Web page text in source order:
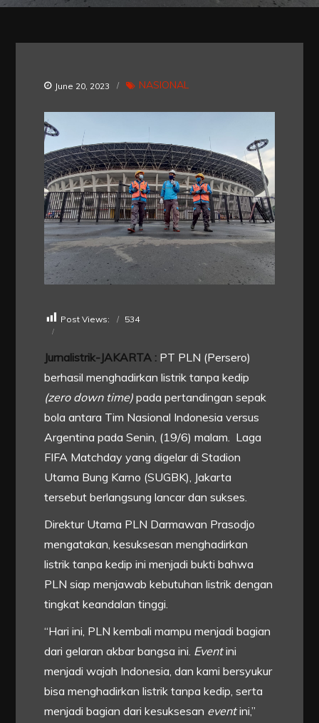
June 20, 2023 NASIONAL
Post Views: 534
Jurnalistrik-JAKARTA : PT PLN (Persero)
berhasil menghadirkan listrik tanpa kedip
(zero down time) pada pertandingan sepak
bola antara Tim Nasional Indonesia versus
Argentina pada Senin, (19/6) malam. Laga
FIFA Matchday yang digelar di Stadion
Utama Bung Karno (SUGBK), Jakarta
tersebut berlangsung lancar dan sukses.
Direktur Utama PLN Darmawan Prasodjo
mengatakan, kesuksesan menghadirkan
listrik tanpa kedip ini menjadi bukti bahwa
PLN siap menjawab kebutuhan listrik dengan
tingkat keandalan tinggi.
“Hari ini, PLN kembali mampu menjadi bagian
dari gelaran akbar bangsa ini. Eventini
menjadi wajah Indonesia, dan kami bersyukur
bisa menghadirkan listrik tanpa kedip, serta
menjadi bagian dari kesuksesan eventini,”